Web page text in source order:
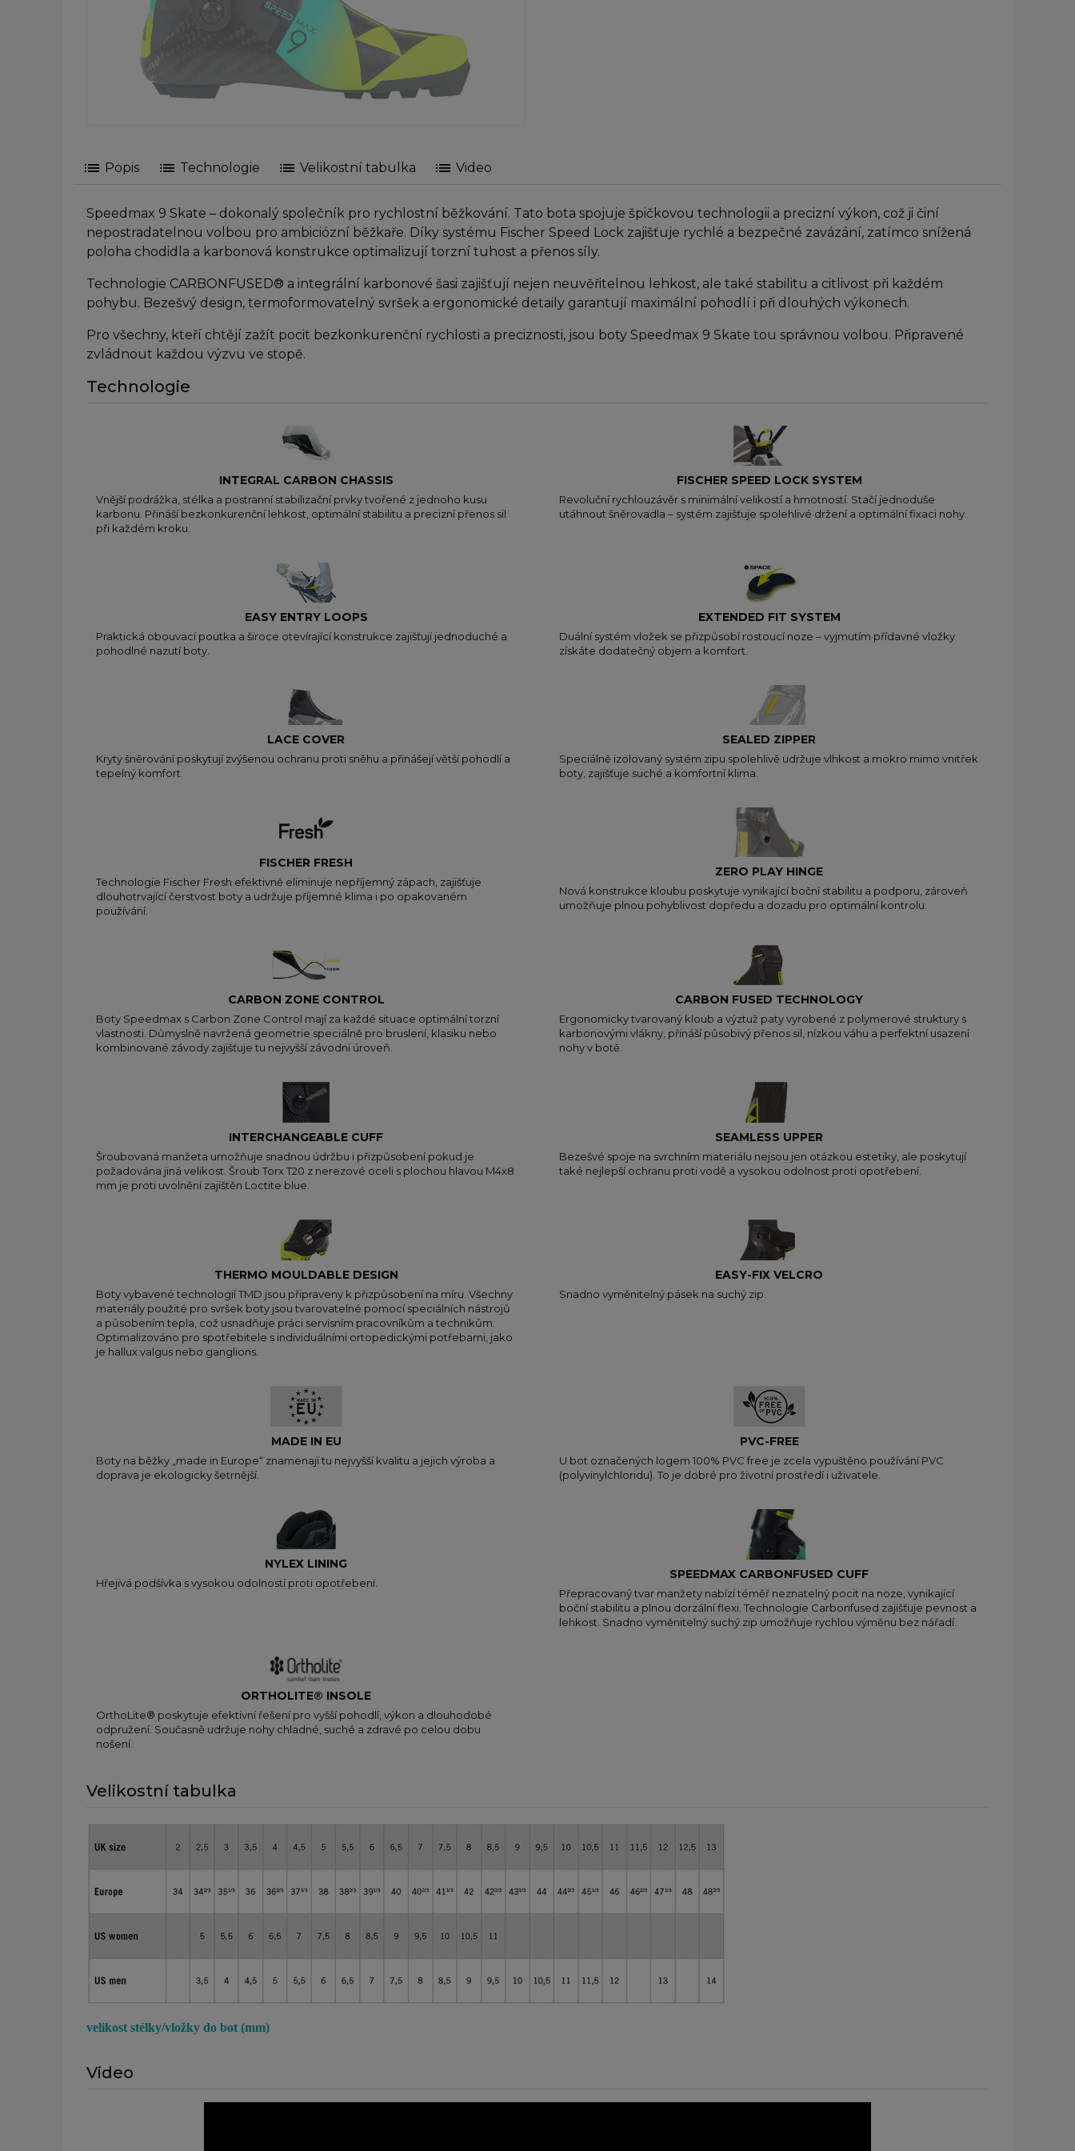
list Popis list Technologie list Velikostní tabulka list Video
Speedmax 9 Skate – dokonalý společník pro rychlostní běžkování. Tato bota spojuje špičkovou technologii a precizní výkon, což ji činí
nepostradatelnou volbou pro ambiciózní běžkaře. Díky systému Fischer Speed Lock zajišťuje rychlé a bezpečné zavázání, zatímco snížená
poloha chodidla a karbonová konstrukce optimalizují torzní tuhost a přenos síly.
Technologie CARBONFUSED® a integrální karbonové šasi zajišťují nejen neuvěřitelnou lehkost, ale také stabilitu a citlivost při každém
pohybu. Bezešvý design, termoformovatelný svršek a ergonomické detaily garantují maximální pohodlí i při dlouhých výkonech.
Pro všechny, kteří chtějí zažít pocit bezkonkurenční rychlosti a preciznosti, jsou boty Speedmax 9 Skate tou správnou volbou. Připravené
zvládnout každou výzvu ve stopě.
Technologie
INTEGRAL CARBON CHASSIS
Vnější podrážka, stélka a postranní stabilizační prvky tvořené z jednoho kusu
karbonu. Přináší bezkonkurenční lehkost, optimální stabilitu a precizní přenos sil
při každém kroku.
FISCHER SPEED LOCK SYSTEM
Revoluční rychlouzávěr s minimální velikostí a hmotností. Stačí jednoduše
utáhnout šněrovadla – systém zajišťuje spolehlivé držení a optimální fixaci nohy.
EASY ENTRY LOOPS
Praktická obouvací poutka a široce otevírající konstrukce zajišťují jednoduché a
pohodlné nazutí boty.
EXTENDED FIT SYSTEM
Duální systém vložek se přizpůsobí rostoucí noze – vyjmutím přídavné vložky
získáte dodatečný objem a komfort.
LACE COVER
Kryty šněrování poskytují zvýšenou ochranu proti sněhu a přinášejí větší pohodlí a
tepelný komfort.
SEALED ZIPPER
Speciálně izolovaný systém zipu spolehlivě udržuje vlhkost a mokro mimo vnitřek
boty, zajišťuje suché a komfortní klima.
FISCHER FRESH
Technologie Fischer Fresh efektivně eliminuje nepříjemný zápach, zajišťuje
dlouhotrvající čerstvost boty a udržuje příjemné klima i po opakovaném
používání.
ZERO PLAY HINGE
Nová konstrukce kloubu poskytuje vynikající boční stabilitu a podporu, zároveň
umožňuje plnou pohyblivost dopředu a dozadu pro optimální kontrolu.
CARBON ZONE CONTROL
Boty Speedmax s Carbon Zone Control mají za každé situace optimální torzní
vlastnosti. Důmyslně navržená geometrie speciálně pro bruslení, klasiku nebo
kombinované závody zajišťuje tu nejvyšší závodní úroveň.
CARBON FUSED TECHNOLOGY
Ergonomicky tvarovaný kloub a výztuž paty vyrobené z polymerové struktury s
karbonovými vlákny, přináší působivý přenos sil, nízkou váhu a perfektní usazení
nohy v botě.
INTERCHANGEABLE CUFF
Šroubovaná manžeta umožňuje snadnou údržbu i přizpůsobení pokud je
požadována jiná velikost. Šroub Torx T20 z nerezové oceli s plochou hlavou M4x8
mm je proti uvolnění zajištěn Loctite blue.
SEAMLESS UPPER
Bezešvé spoje na svrchním materiálu nejsou jen otázkou estetiky, ale poskytují
také nejlepší ochranu proti vodě a vysokou odolnost proti opotřebení.
THERMO MOULDABLE DESIGN
Boty vybavené technologií TMD jsou připraveny k přizpůsobení na míru. Všechny
materiály použité pro svršek boty jsou tvarovatelné pomocí speciálních nástrojů
a působením tepla, což usnadňuje práci servisním pracovníkům a technikům.
Optimalizováno pro spotřebitele s individuálními ortopedickými potřebami, jako
je hallux valgus nebo ganglions.
EASY-FIX VELCRO
Snadno vyměnitelný pásek na suchý zip.
MADE IN EU
Boty na běžky „made in Europe“ znamenají tu nejvyšší kvalitu a jejich výroba a
doprava je ekologicky šetrnější.
PVC-FREE
U bot označených logem 100% PVC free je zcela vypuštěno používání PVC
(polyvinylchloridu). To je dobré pro životní prostředí i uživatele.
NYLEX LINING
Hřejivá podšívka s vysokou odolností proti opotřebení.
SPEEDMAX CARBONFUSED CUFF
Přepracovaný tvar manžety nabízí téměř neznatelný pocit na noze, vynikající
boční stabilitu a plnou dorzální flexi. Technologie Carbonfused zajišťuje pevnost a
lehkost. Snadno vyměnitelný suchý zip umožňuje rychlou výměnu bez nářadí.
ORTHOLITE® INSOLE
OrthoLite® poskytuje efektivní řešení pro vyšší pohodlí, výkon a dlouhodobé
odpružení. Současně udržuje nohy chladné, suché a zdravé po celou dobu
nošení.
Velikostní tabulka
velikost stélky/vložky do bot (mm)
Video